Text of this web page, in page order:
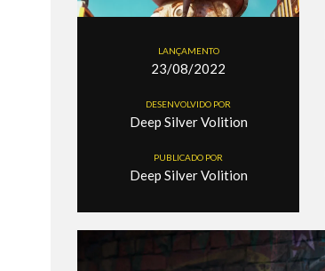
LANÇAMENTO
23/08/2022
DESENVOLVIDO POR
Deep Silver Volition
PUBLICADO POR
Deep Silver Volition